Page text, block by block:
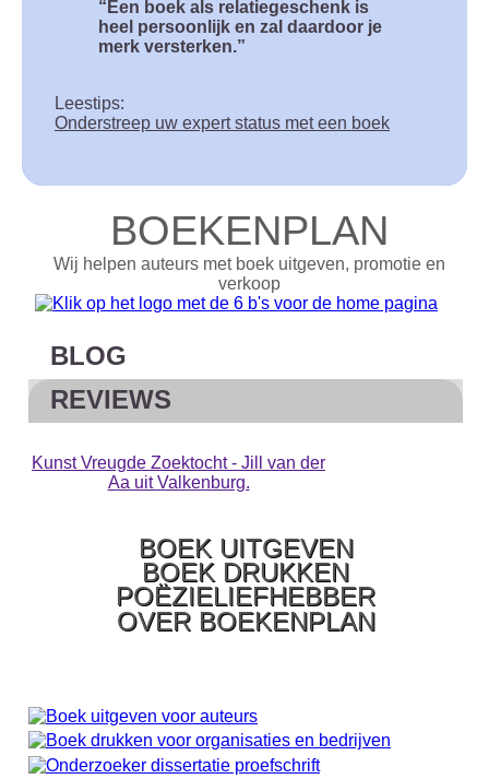
Een boek als relatiegeschenk is
heel persoonlijk en zal daardoor je
merk versterken.
Leestips:
Onderstreep uw expert status met een boek
BOEKENPLAN
Wij helpen auteurs met boek uitgeven, promotie en
verkoop
BLOG
REVIEWS
Kunst Vreugde Zoektocht - Jill van der
Aa uit Valkenburg.
BOEK UITGEVEN
BOEK DRUKKEN
POËZIELIEFHEBBER
OVER BOEKENPLAN